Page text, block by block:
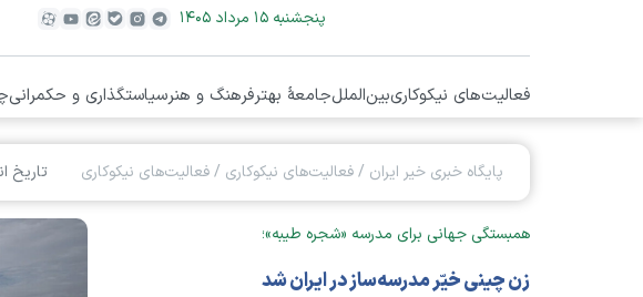
پنجشنبه ۱۵ مرداد ۱۴۰۵
فعالیت‌های نیکوکاریبین‌المللجامعۀ بهترفرهنگ و هنرسیاستگذاری و حکمرانی
پایگاه خبری خیر ایران /فعالیت‌های نیکوکاری /فعالیت‌های نیکوکاری تاریخ انتشار:
همبستگی جهانی برای مدرسه «شجره طیبه»؛
زن چینی خیّر مدرسه‌ساز در ایران شد